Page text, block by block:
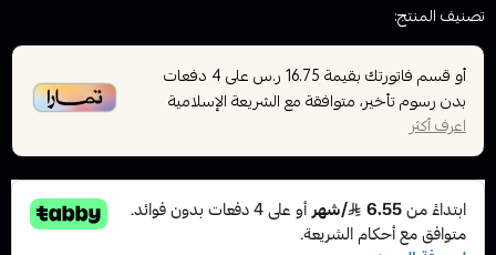
تصنيف المنتج:
أو قسم فاتورتك بقيمة 16.75 ر.س على4 دفعات
بدون رسوم تأخير، متوافقة مع الشريعة الإسلامية
اعرف أكثر